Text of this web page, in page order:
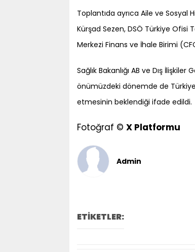
Toplantıda ayrıca Aile ve Sosyal
Kürşad Sezen, DSÖ Türkiye Ofisi
Merkezi Finans ve İhale Birimi
Sağlık Bakanlığı AB ve Dış
önümüzdeki dönemde de
etmesinin beklendiği ifade edildi.
Fotoğraf © X Platformu
Admin
ETİKETLER: